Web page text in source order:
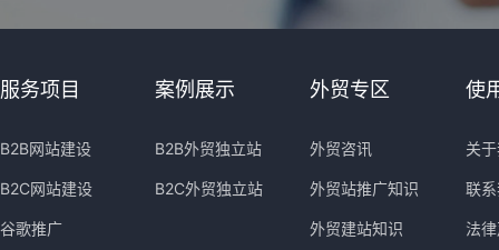
服务项目
B2B网站建设
B2C网站建设
谷歌推广
案例展示
B2B外贸独立站
B2C外贸独立站
外贸专区
外贸咨讯
外贸站推广知识
外贸建站知识
使
关
联
法